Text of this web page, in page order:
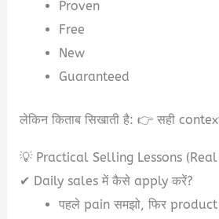
Proven
Free
New
Guaranteed
लेकिन किताब सिखाती है: 👉 सही
💡 Practical Selling Lessons (Real
✔ Daily sales में कैसे apply करें?
पहले pain समझो, फिर